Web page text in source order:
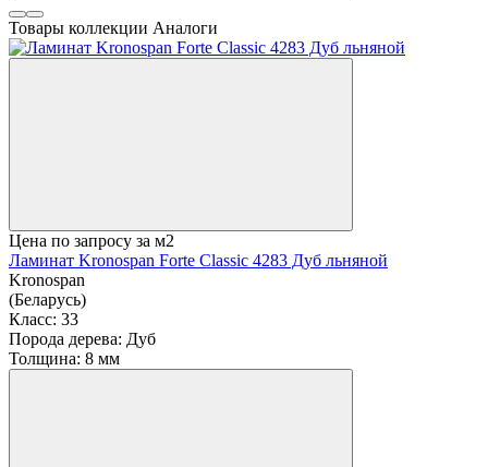
Товары коллекции Аналоги
Цена по запросу за м2
Ламинат Kronospan Forte Classic 4283 Дуб льняной
Kronospan
(Беларусь)
Класс: 33
Порода дерева: Дуб
Толщина: 8 мм